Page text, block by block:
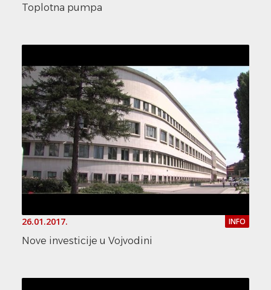
Toplotna pumpa
26.01.2017. INFO
Nove investicije u Vojvodini